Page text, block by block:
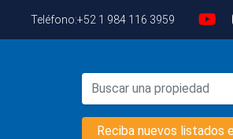
Teléfono:+52 1 984 116 3959
Reciba nuevos listados